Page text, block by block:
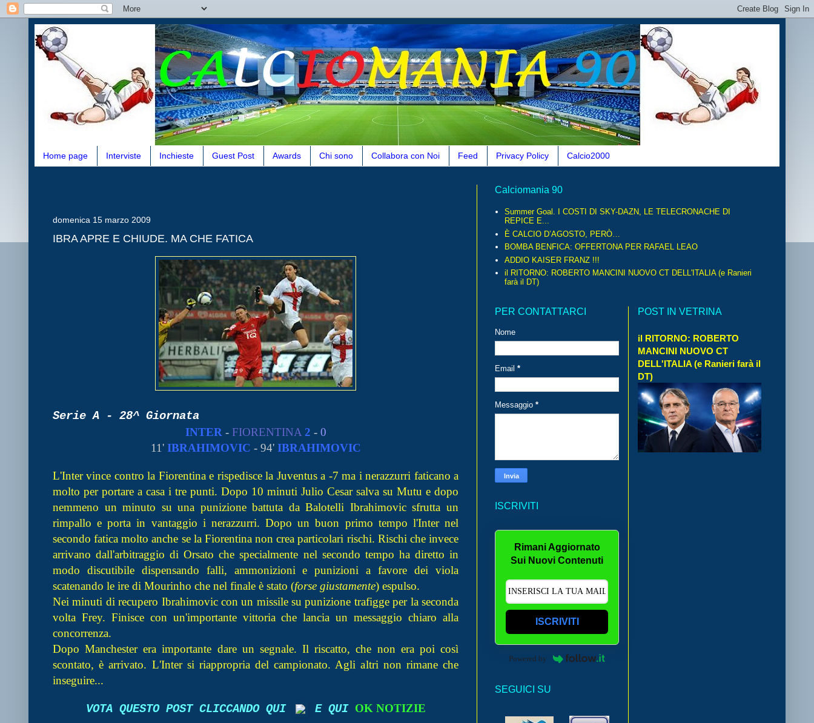
Home page Interviste Inchieste Guest Post Awards Chi sono Collabora con Noi Feed Privacy Policy Calcio2000
domenica 15 marzo 2009
IBRA APRE E CHIUDE. MA CHE FATICA
Serie A - 28^ Giornata
INTER - FIORENTINA 2 - 0
11' IBRAHIMOVIC - 94' IBRAHIMOVIC
L'Inter vince contro la Fiorentina e rispedisce la Juventus a -7 ma i nerazzurri faticano a
molto per portare a casa i tre punti. Dopo 10 minuti Julio Cesar salva su Mutu e dopo
nemmeno un minuto su una punizione battuta da Balotelli Ibrahimovic sfrutta un
rimpallo e porta in vantaggio i nerazzurri. Dopo un buon primo tempo l'Inter nel
secondo fatica molto anche se la Fiorentina non crea particolari rischi. Rischi che invece
arrivano dall'arbitraggio di Orsato che specialmente nel secondo tempo ha diretto in
modo discutibile dispensando falli, ammonizioni e punizioni a favore dei viola
scatenando le ire di Mourinho che nel finale è stato (forse giustamente) espulso.
Nei minuti di recupero Ibrahimovic con un missile su punizione trafigge per la seconda
volta Frey. Finisce con un'importante vittoria che lancia un messaggio chiaro alla
concorrenza.
Dopo Manchester era importante dare un segnale. Il riscatto, che non era poi così
scontato, è arrivato. L'Inter si riappropria del campionato. Agli altri non rimane che
inseguire...
VOTA QUESTO POST CLICCANDO QUI E QUI OK NOTIZIE
Calciomania 90
Summer Goal. I COSTI DI SKY-DAZN, LE TELECRONACHE DI
REPICE E...
È CALCIO D’AGOSTO, PERÒ…
BOMBA BENFICA: OFFERTONA PER RAFAEL LEAO
ADDIO KAISER FRANZ !!!
il RITORNO: ROBERTO MANCINI NUOVO CT DELL'ITALIA (e Ranieri
farà il DT)
PER CONTATTARCI
Nome
Email *
Messaggio *
ISCRIVITI
Rimani Aggiornato
Sui Nuovi Contenuti
ISCRIVITI
Powered by
SEGUICI SU
POST IN VETRINA
il RITORNO: ROBERTO
MANCINI NUOVO CT
DELL'ITALIA (e Ranieri farà il
DT)